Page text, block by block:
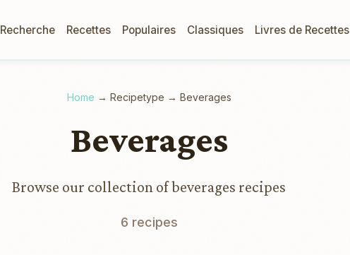
Recherche Recettes Populaires Classiques Livres de Recettes
Home → Recipetype → Beverages
Beverages
Browse our collection of beverages recipes
6 recipes